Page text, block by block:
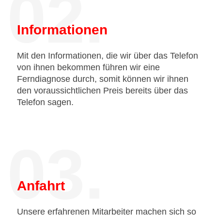
02.
Informationen
Mit den Informationen, die wir über das Telefon
von ihnen bekommen führen wir eine
Ferndiagnose durch, somit können wir ihnen
den voraussichtlichen Preis bereits über das
Telefon sagen.
03.
Anfahrt
Unsere erfahrenen Mitarbeiter machen sich so